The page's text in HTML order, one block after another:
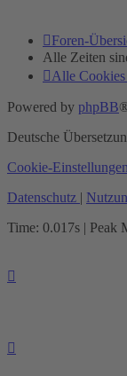
Foren-
Alle Zeiten
Alle Cookies
Powered by phpBB
Deutsche
Cookie-Einstellungen
Datenschutz |
Time: 0.017s | Peak